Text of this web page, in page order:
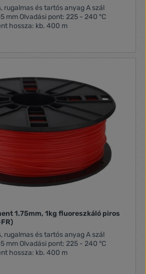
mm Olvadási pont: 225 - 240 °C
hossza: kb. 400 m
1.75mm, 1kg fluoreszkáló piros
mm Olvadási pont: 225 - 240 °C
hossza: kb. 400 m